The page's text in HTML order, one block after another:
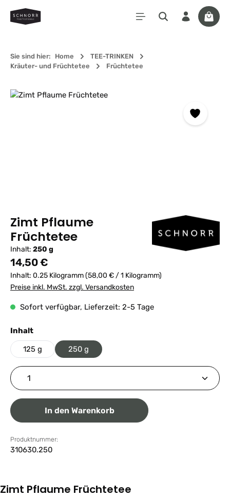
Zum Hauptinhalt springen
Sie sind hier: Home
TEE-TRINKEN
Kräuter- und Früchtetee
Früchtetee
Bildergalerie überspringen
Zimt Pflaume
Früchtetee
Inhalt: 250 g
Regulärer Preis:
14,50 €
Inhalt: 0.25 Kilogramm(58,00 € / 1 Kilogramm)
Preise inkl. MwSt. zzgl. Versandkosten
Sofort verfügbar, Lieferzeit: 2-5 Tage
Inhaltauswählen
125 g 250 g
Produkt Anzahl: Gib den gewünschten Wert ein
In den Warenkorb
Produktnummer:
310630.250
Zimt Pflaume Früchtetee